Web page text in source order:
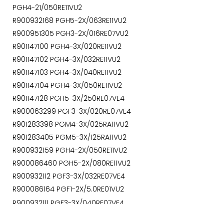
PGH4-21/050RE11VU2
R900932168 PGH5-2X/063RE11VU2
R900951305 PGH3-2X/016RE07VU2
R901147100 PGH4-3X/020RE11VU2
R901147102 PGH4-3X/032RE11VU2
R901147103 PGH4-3X/040RE11VU2
R901147104 PGH4-3X/050RE11VU2
R901147128 PGH5-3X/250RE07VE4
R900063299 PGF3-3X/020RE07VE4
R901283398 PGM4-3X/025RA11VU2
R901283405 PGM5-3X/125RA11VU2
R900932159 PGH4-2X/050RE11VU2
R900086460 PGH5-2X/080RE11VU2
R900932112 PGF3-3X/032RE07VE4
R900086164 PGF1-2X/5.0RE01VU2